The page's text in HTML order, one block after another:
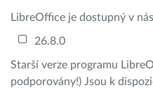
LibreOffice je dostupný v
26.8.0
Starší verze programu
podporovány!) Jsou k